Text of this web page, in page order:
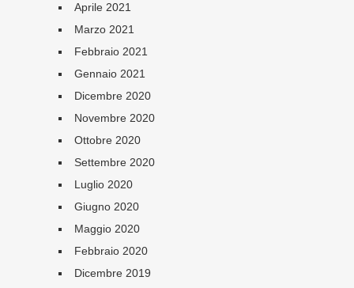
Aprile 2021
Marzo 2021
Febbraio 2021
Gennaio 2021
Dicembre 2020
Novembre 2020
Ottobre 2020
Settembre 2020
Luglio 2020
Giugno 2020
Maggio 2020
Febbraio 2020
Dicembre 2019